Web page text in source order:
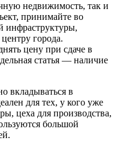
недвижимость, так и
принимайте во
инфраструктуры,
города.
цену при сдаче в
статья — наличие
вкладываться в
для тех, у кого уже
цеха для производства,
большой